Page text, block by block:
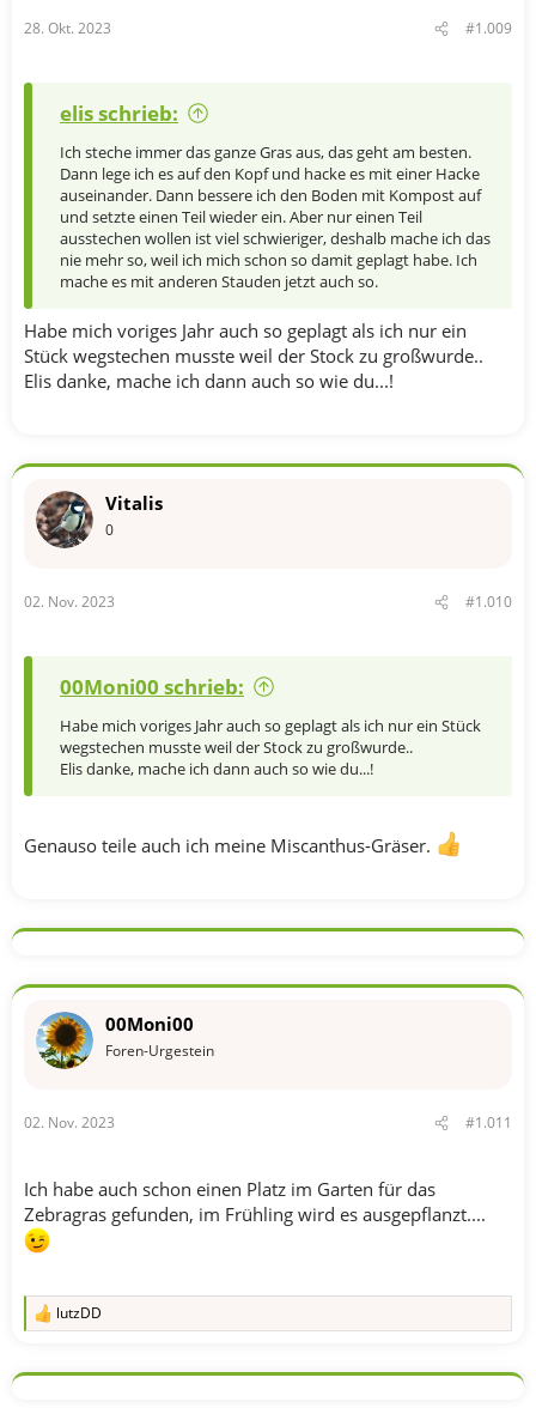
:
28. Okt. 2023 #1.009
elis schrieb:
Ich steche immer das ganze Gras aus, das geht am besten.
Dann lege ich es auf den Kopf und hacke es mit einer Hacke
auseinander. Dann bessere ich den Boden mit Kompost auf
und setzte einen Teil wieder ein. Aber nur einen Teil
ausstechen wollen ist viel schwieriger, deshalb mache ich das
nie mehr so, weil ich mich schon so damit geplagt habe. Ich
mache es mit anderen Stauden jetzt auch so.
Habe mich voriges Jahr auch so geplagt als ich nur ein
Stück wegstechen musste weil der Stock zu großwurde..
Elis danke, mache ich dann auch so wie du...!
Vitalis
0
02. Nov. 2023 #1.010
00Moni00 schrieb:
Habe mich voriges Jahr auch so geplagt als ich nur ein Stück
wegstechen musste weil der Stock zu großwurde..
Elis danke, mache ich dann auch so wie du...!
Genauso teile auch ich meine Miscanthus-Gräser.
00Moni00
Foren-Urgestein
02. Nov. 2023 #1.011
Ich habe auch schon einen Platz im Garten für das
Zebragras gefunden, im Frühling wird es ausgepflanzt....
R
k
lutzDD